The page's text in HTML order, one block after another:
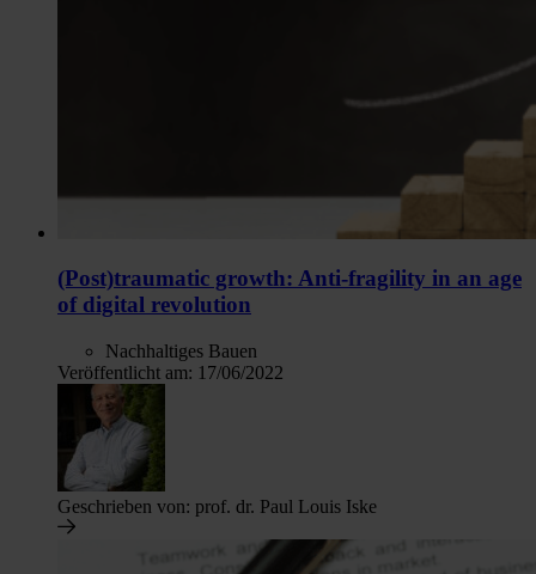
(Post)traumatic growth: Anti-fragility in an age
of digital revolution
Nachhaltiges Bauen
Veröffentlicht am: 17/06/2022
Geschrieben von: prof. dr. Paul Louis Iske